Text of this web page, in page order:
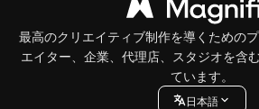
最高のクリエイティブ制作を導くための
エイター、企業、代理店、スタジオを含
ています。
日本語